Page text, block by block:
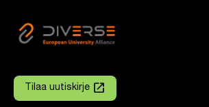
Tilaa uutiskirje
Linkki avautuu uuteen välilehteen
launch